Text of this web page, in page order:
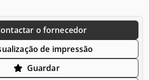
o fornecedor
de impressão
Guardar